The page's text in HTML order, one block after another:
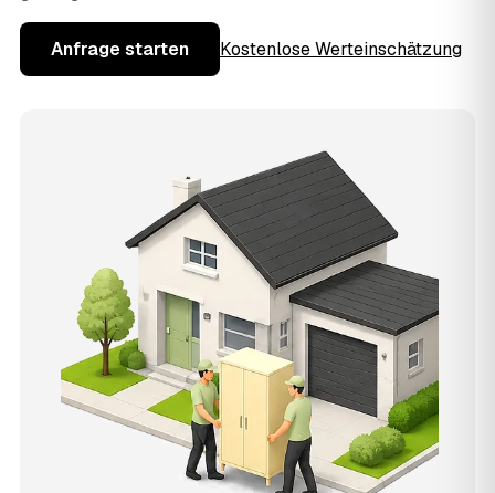
Anfrage starten Kostenlose Werteinschätzung